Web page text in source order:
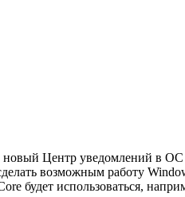
новый Центр уведомлений в
возможным работу
будет использоваться,